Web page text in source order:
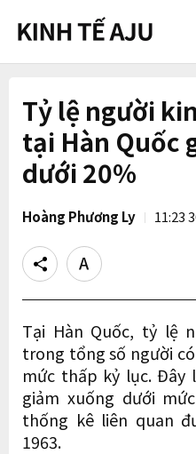
Tỷ lệ người
tại Hàn Quốc
dưới 20%
Hoàng Phương Ly 11:23
Share
Text
size
Tại Hàn Quốc, tỷ lệ
trong tổng số người
mức thấp kỷ lục. Đây
giảm xuống dưới
thống kê liên quan
1963.